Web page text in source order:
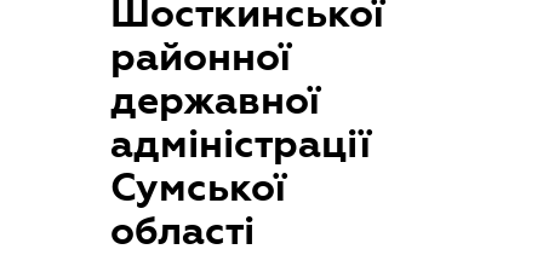
Шосткинської
районної
державної
адміністрації
Сумської
області